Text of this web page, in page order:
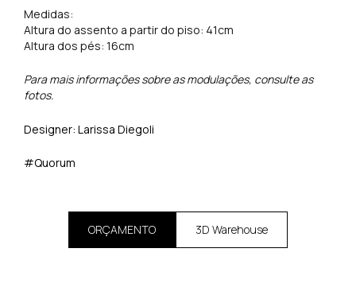
Medidas:
Altura do assento a partir do piso: 41cm
Altura dos pés: 16cm
Para mais informações sobre as modulações, consulte as
fotos.
Designer: Larissa Diegoli
#Quorum
ORÇAMENTO 3D Warehouse